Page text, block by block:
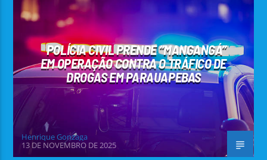
POLÍCIA CIVIL PRENDE “MANGANGÁ”
EM OPERAÇÃO CONTRA O TRÁFICO DE
DROGAS EM PARAUAPEBAS
Henrique Gonzaga
13 DE NOVEMBRO DE 2025